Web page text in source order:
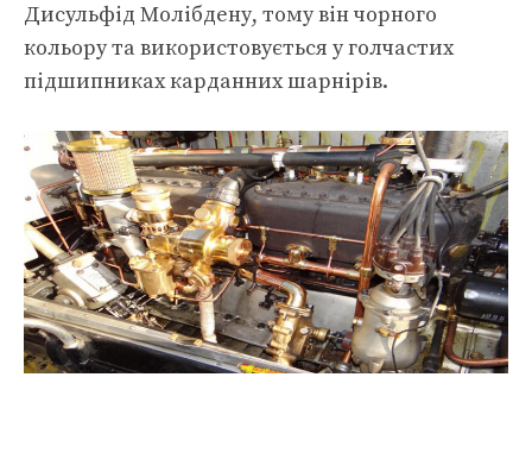
Дисульфід Молібдену, тому він чорного
кольору та використовується у голчастих
підшипниках карданних шарнірів.